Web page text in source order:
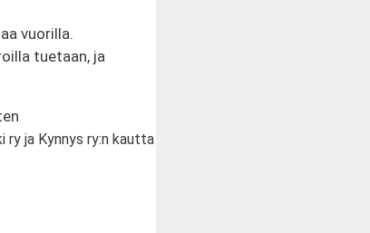
vuorilla.
tuetaan, ja
ry ja Kynnys ry:n kautta